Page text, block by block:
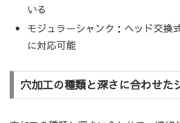
いる
モジュラーシャンク：ヘッド交換
に対応可能
穴加工の種類と深さに合わせた